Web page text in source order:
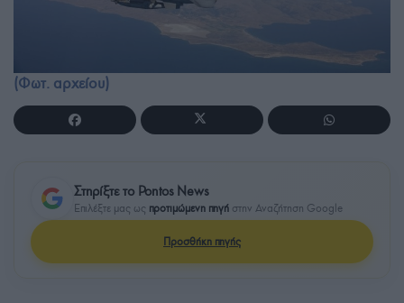
(Φωτ. αρχείου)
Στηρίξτε το Pontos News
Επιλέξτε μας ως προτιμώμενη πηγή στην Αναζήτηση Google
Προσθήκη πηγής